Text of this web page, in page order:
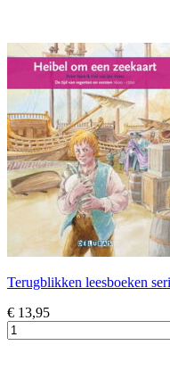
Terugblikken leesboeken
€ 13,95